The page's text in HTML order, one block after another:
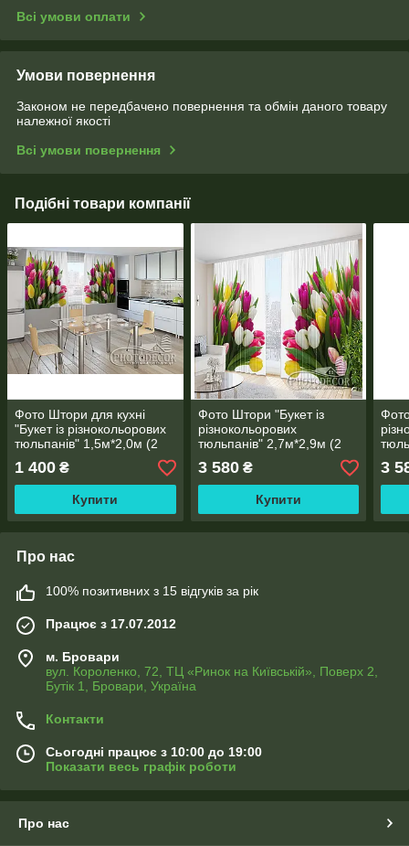
Всі умови оплати
Умови повернення
Законом не передбачено повернення та обмін даного товару
належної якості
Всі умови повернення
Подібні товари компанії
Фото Штори для кухні
"Букет із різнокольорових
тюльпанів" 1,5м*2,0м (2
полотна по 1,0м), тасьма
1 400 ₴
Купити
Фото Штори "Букет із
різнокольорових
тюльпанів" 2,7м*2,9м (2
полотна по 1,45м), тасьма
3 580₴
Купити
3
Про нас
100% позитивних з 15 відгуків за рік
Працює з 17.07.2012
м. Бровари
вул. Короленко, 72, ТЦ «Ринок на Київській», Поверх 2,
Бутік 1, Бровари, Україна
Контакти
Сьогодні працює з 10:00 до 19:00
Показати весь графік роботи
Про нас